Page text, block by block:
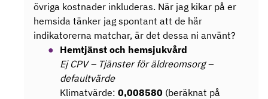
övriga kostnader inkluderas. När jag kikar på er
hemsida tänker jag spontant att de här
indikatorerna matchar, är det dessa ni använt?
Hemtjänst och hemsjukvård
Ej CPV – Tjänster för äldreomsorg –
defaultvärde
Klimatvärde: 0,008580 (beräknat på